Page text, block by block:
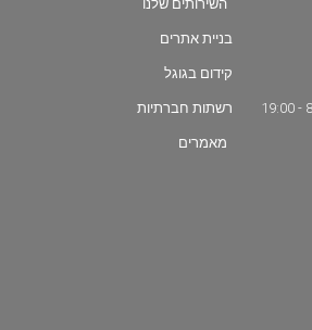
השירותים שלנו
בניית אתרים
קידום בגוגל
רשתות חברתיות
מאמרים